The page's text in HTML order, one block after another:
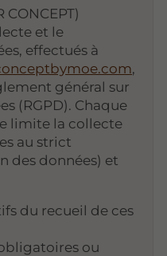
CONCEPT)
et le
effectués à
,
général sur
(RGPD). Chaque
limite la collecte
au strict
des données) et
du recueil de ces
ou